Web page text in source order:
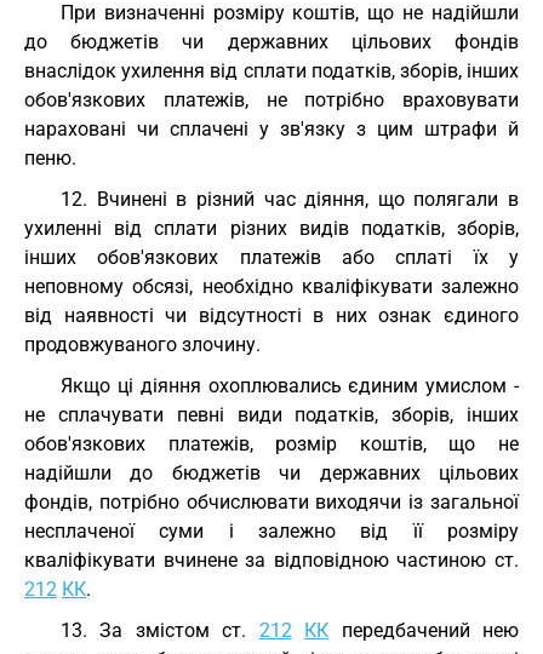
При визначенні розміру коштів, що не надійшли
до бюджетів чи державних цільових фондів
внаслідок ухилення від сплати податків, зборів, інших
обов'язкових платежів, не потрібно враховувати
нараховані чи сплачені у зв'язку з цим штрафи й
пеню.
12. Вчинені в різний час діяння, що полягали в
ухиленні від сплати різних видів податків, зборів,
інших обов'язкових платежів або сплаті їх у
неповному обсязі, необхідно кваліфікувати залежно
від наявності чи відсутності в них ознак єдиного
продовжуваного злочину.
Якщо ці діяння охоплювались єдиним умислом -
не сплачувати певні види податків, зборів, інших
обов'язкових платежів, розмір коштів, що не
надійшли до бюджетів чи державних цільових
фондів, потрібно обчислювати виходячи із загальної
несплаченої суми і залежно від її розміру
кваліфікувати вчинене за відповідною частиною ст.
212 КК.
13. За змістом ст. 212 КК передбачений нею